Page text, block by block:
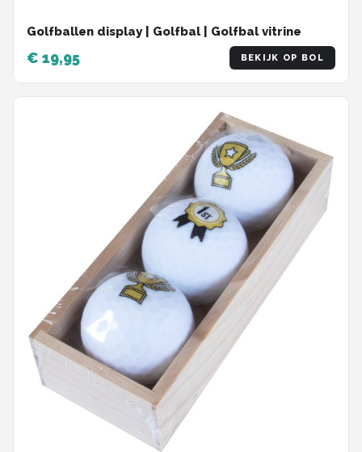
Golfballen display | Golfbal | Golfbal vitrine
€ 19,95 BEKIJK OP BOL